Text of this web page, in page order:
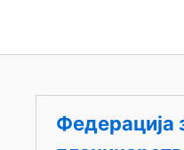
Федерација